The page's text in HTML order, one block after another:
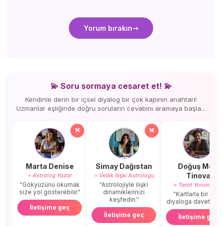
Yorum bırakın
💫 Soru sormaya cesaret et! 💫
Kendinle derin bir içsel diyalog bir çok kapının anahtarı!
Uzmanlar eşliğinde doğru soruların cevabını aramaya başla...
1€
Marta Denise
⭐ Astrolog Yazar
"Gökyüzünü okumak
size yol gösterebilir."
İletişime geç
1€
Simay Dağıstan
⭐ Vedik İlişki Astrologu
"Astrolojiyle ilişki
dinamiklerinizi
keşfedin."
İletişime geç
Doğuş Mert
Tinova
⭐ Tarot
"Kartlarla bir
diyaloga
İletişime geç